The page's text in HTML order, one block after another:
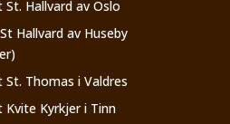
Hallvard av Oslo
Hallvard av Huseby
Thomas i Valdres
Kvite Kyrkjer i Tinn